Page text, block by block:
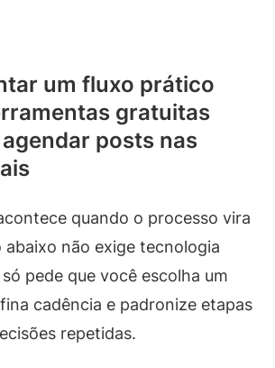
um fluxo prático
gratuitas
posts nas
quando o processo vira
não exige tecnologia
pede que você escolha um
cadência e padronize etapas
repetidas.